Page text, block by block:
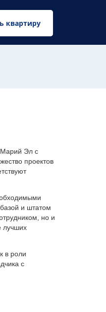
квартиру
Эл с
проектов
и штатом
но и
лучших
в роли
с